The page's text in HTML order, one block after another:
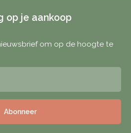
op je aankoop
om op de hoogte te
Abonneer